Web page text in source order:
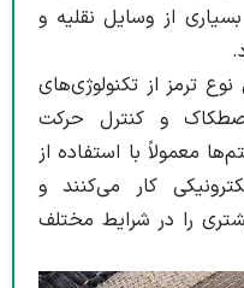
از وسایل نقلیه و
نوع ترمز از تکنولوژی‌های
اصطکاک و کنترل حرکت
معمولاً با استفاده از
کار می‌کنند و
را در شرایط مختلف